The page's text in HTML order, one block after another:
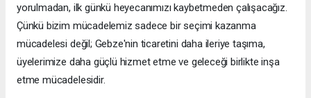
yorulmadan, ilk günkü heyecanımızı kaybetmeden çalışacağız.
Çünkü bizim mücadelemiz sadece bir seçimi kazanma
mücadelesi değil; Gebze'nin ticaretini daha ileriye taşıma,
üyelerimize daha güçlü hizmet etme ve geleceği birlikte inşa
etme mücadelesidir.